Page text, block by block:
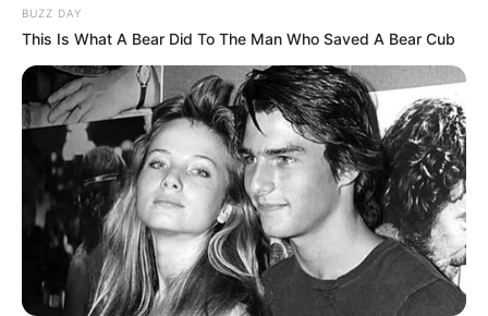
BUZZ DAY
This Is What A Bear Did To The Man Who Saved A Bear Cub